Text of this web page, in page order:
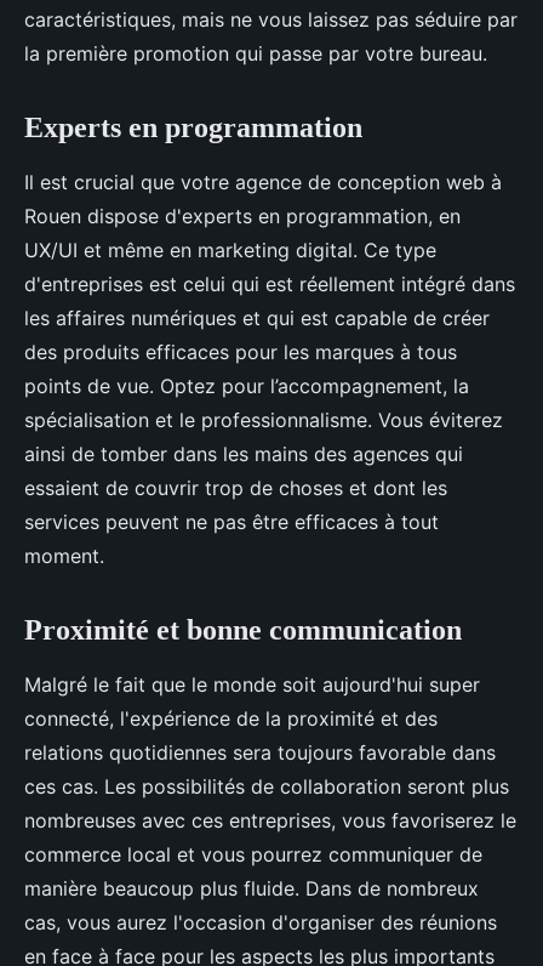
caractéristiques, mais ne vous laissez pas séduire par
la première promotion qui passe par votre bureau.
Experts en programmation
Il est crucial que votre agence de conception web à
Rouen dispose d'experts en programmation, en
UX/UI et même en marketing digital. Ce type
d'entreprises est celui qui est réellement intégré dans
les affaires numériques et qui est capable de créer
des produits efficaces pour les marques à tous
points de vue. Optez pour l’accompagnement, la
spécialisation et le professionnalisme. Vous éviterez
ainsi de tomber dans les mains des agences qui
essaient de couvrir trop de choses et dont les
services peuvent ne pas être efficaces à tout
moment.
Proximité et bonne communication
Malgré le fait que le monde soit aujourd'hui super
connecté, l'expérience de la proximité et des
relations quotidiennes sera toujours favorable dans
ces cas. Les possibilités de collaboration seront plus
nombreuses avec ces entreprises, vous favoriserez le
commerce local et vous pourrez communiquer de
manière beaucoup plus fluide. Dans de nombreux
cas, vous aurez l'occasion d'organiser des réunions
en face à face pour les aspects les plus importants